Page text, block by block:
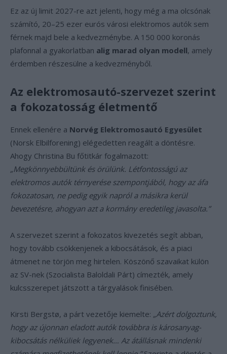
Ez az új limit 2027-re azt jelenti, hogy még a ma olcsónak
számító, 20–25 ezer eurós városi elektromos autók sem
férnek majd bele a kedvezménybe. A 150 000 koronás
plafonnal a gyakorlatban alig marad olyan modell, amely
érdemben részesülne a kedvezményből.
Az elektromosautó-szervezet szerint
a fokozatosság életmentő
Ennek ellenére a Norvég Elektromosautó Egyesület
(Norsk Elbilforening) elégedetten reagált a döntésre.
Ahogy Christina Bu főtitkár fogalmazott:
„Megkönnyebbültünk és örülünk. Létfontosságú az
elektromos autók térnyerése szempontjából, hogy az áfa
fokozatosan, ne pedig egyik napról a másikra kerül
bevezetésre, ahogyan azt a kormány eredetileg javasolta.”
A szervezet szerint a fokozatos kivezetés segít abban,
hogy tovább csökkenjenek a kibocsátások, és a piaci
átmenet ne törjön meg hirtelen. Köszönő szavaikat külön
az SV-nek (Szocialista Baloldali Párt) címezték, amely
kulcsszerepet játszott a tárgyalások finisében.
Kirsti Bergstø, a párt vezetője kiemelte: „Azért dolgoztunk,
hogy az újonnan eladott autók továbbra is károsanyag-
kibocsátás nélküliek legyenek… Az átállásnak mindenki